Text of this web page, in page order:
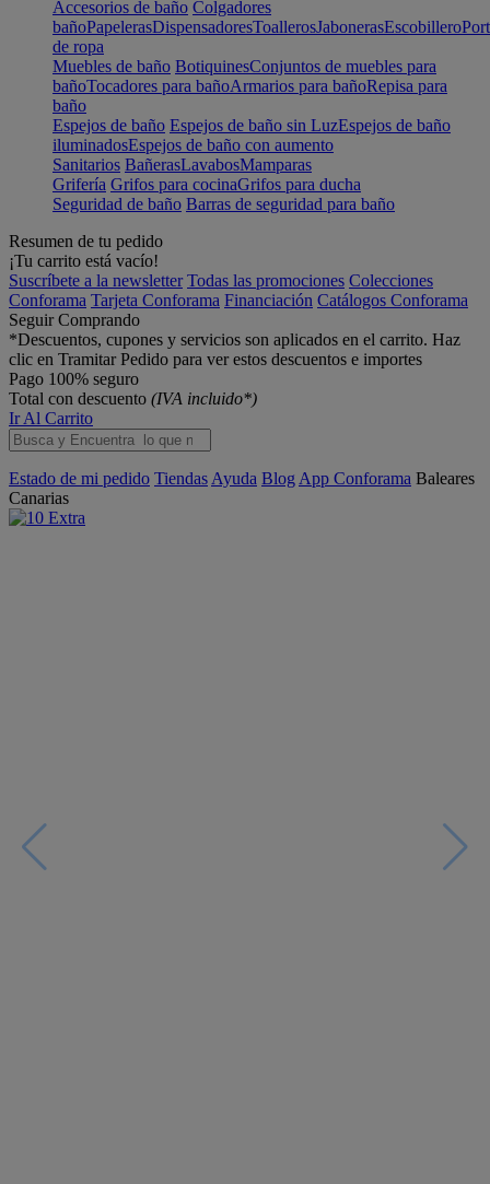
Accesorios de baño Colgadores
bañoPapelerasDispensadoresToallerosJabonerasEscobillero
de ropa
Muebles de baño BotiquinesConjuntos de muebles para
bañoTocadores para bañoArmarios para bañoRepisa para
baño
Espejos de baño Espejos de baño sin LuzEspejos de baño
iluminadosEspejos de baño con aumento
Sanitarios BañerasLavabosMamparas
Grifería Grifos para cocinaGrifos para ducha
Seguridad de baño Barras de seguridad para baño
Resumen de tu pedido
¡Tu carrito está vacío!
Suscríbete a la newsletter Todas las promociones Colecciones
Conforama Tarjeta Conforama Financiación Catálogos Conforama
Seguir Comprando
*Descuentos, cupones y servicios son aplicados en el carrito. Haz
clic en Tramitar Pedido para ver estos descuentos e importes
Pago 100% seguro
Total con descuento (IVA incluido*)
Ir Al Carrito
Estado de mi pedido Tiendas Ayuda Blog App Conforama Baleares
Canarias